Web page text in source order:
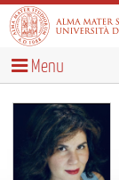
Menu